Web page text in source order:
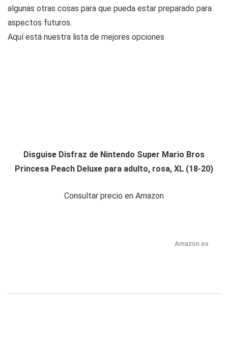
algunas otras cosas para que pueda estar preparado para
aspectos futuros.
Aquí está nuestra lista de mejores opciones
Disguise Disfraz de Nintendo Super Mario Bros
Princesa Peach Deluxe para adulto, rosa, XL (18-20)
Consultar precio en Amazon
Amazon.es